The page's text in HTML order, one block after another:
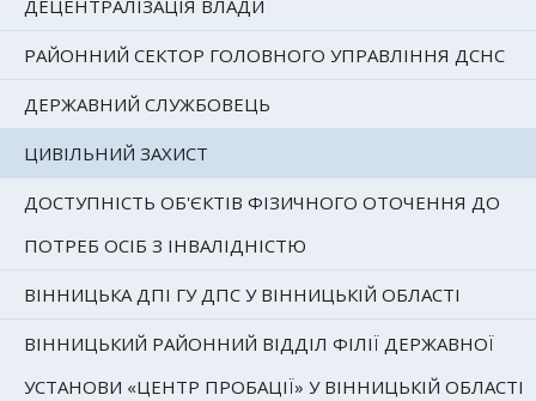
ДЕЦЕНТРАЛІЗАЦІЯ ВЛАДИ
РАЙОННИЙ СЕКТОР ГОЛОВНОГО УПРАВЛІННЯ ДСНС
ДЕРЖАВНИЙ СЛУЖБОВЕЦЬ
ЦИВІЛЬНИЙ ЗАХИСТ
ДОСТУПНІСТЬ ОБ'ЄКТІВ ФІЗИЧНОГО ОТОЧЕННЯ ДО
ПОТРЕБ ОСІБ З ІНВАЛІДНІСТЮ
ВІННИЦЬКА ДПІ ГУ ДПС У ВІННИЦЬКІЙ ОБЛАСТІ
ВІННИЦЬКИЙ РАЙОННИЙ ВІДДІЛ ФІЛІЇ ДЕРЖАВНОЇ
УСТАНОВИ «ЦЕНТР ПРОБАЦІЇ» У ВІННИЦЬКІЙ ОБЛАСТІ